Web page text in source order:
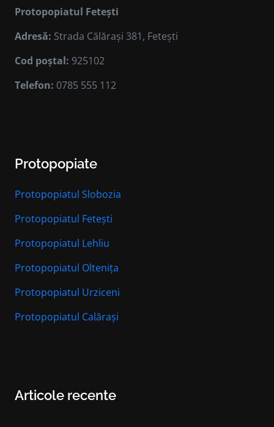
Protopopiatul Fetești
Adresă: Strada Călărași 381, Fetești
Cod poștal: 925102
Telefon: 0785 555 112
Protopopiate
Protopopiatul Slobozia
Protopopiatul Fetești
Protopopiatul Lehliu
Protopopiatul Oltenița
Protopopiatul Urziceni
Protopopiatul Calărași
Articole recente